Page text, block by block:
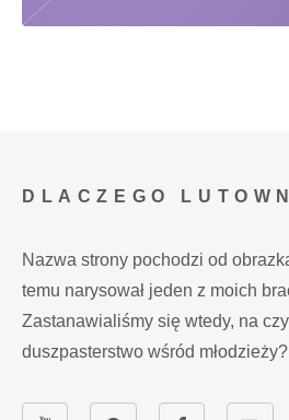
DLACZEGO
Nazwa strony pochodzi od
temu narysował jeden z moich
Zastanawialiśmy się wtedy, na
duszpasterstwo wśród młodzieży?